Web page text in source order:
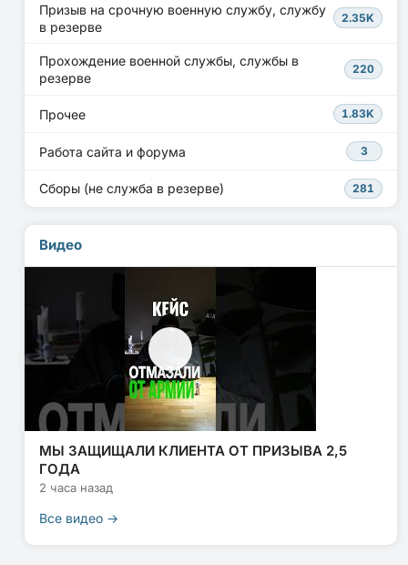
Призыв на срочную военную службу, службу
в резерве
2.35K
Прохождение военной службы, службы в
резерве
220
Прочее 1.83K
Работа сайта и форума 3
Сборы (не служба в резерве) 281
Видео
МЫ ЗАЩИЩАЛИ КЛИЕНТА ОТ ПРИЗЫВА 2,5
ГОДА
2 часа назад
Все видео →